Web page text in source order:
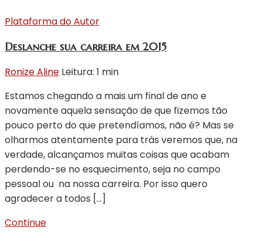
Plataforma do Autor
Deslanche sua carreira em 2015
Ronize Aline Leitura: 1 min
Estamos chegando a mais um final de ano e
novamente aquela sensação de que fizemos tão
pouco perto do que pretendíamos, não é? Mas se
olharmos atentamente para trás veremos que, na
verdade, alcançamos muitas coisas que acabam
perdendo-se no esquecimento, seja no campo
pessoal ou na nossa carreira. Por isso quero
agradecer a todos […]
Continue